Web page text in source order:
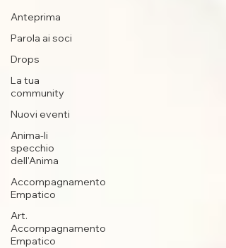
Anteprima
Parola ai soci
Drops
La tua
community
Nuovi eventi
Anima-li
specchio
dell'Anima
Accompagnamento
Empatico
Art.
Accompagnamento
Empatico